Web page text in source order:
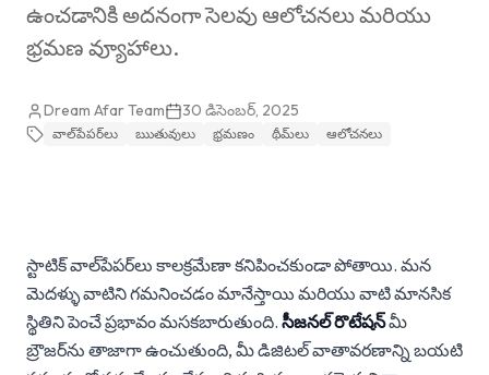
ఉంచడానికి అదనంగా సెలవు ఆలోచనలు మరియు
భ్రమణ వ్యూహాలు.
Dream Afar Team 30 డిసెంబర్, 2025
వాల్‌పేపర్‌లు ఋతువులు భ్రమణం థీమ్‌లు ఆలోచనలు
స్టాటిక్ వాల్‌పేపర్‌లు కాలక్రమేణా కనిపించకుండా పోతాయి. మన
మెదళ్ళు వాటిని గమనించడం మానేస్తాయి మరియు వాటి మానసిక
స్థితిని పెంచే ప్రభావం మసకబారుతుంది. సీజనల్ రొటేషన్మీ
బ్రౌజర్‌ను తాజాగా ఉంచుతుంది, మీ డిజిటల్ వాతావరణాన్ని బయటి